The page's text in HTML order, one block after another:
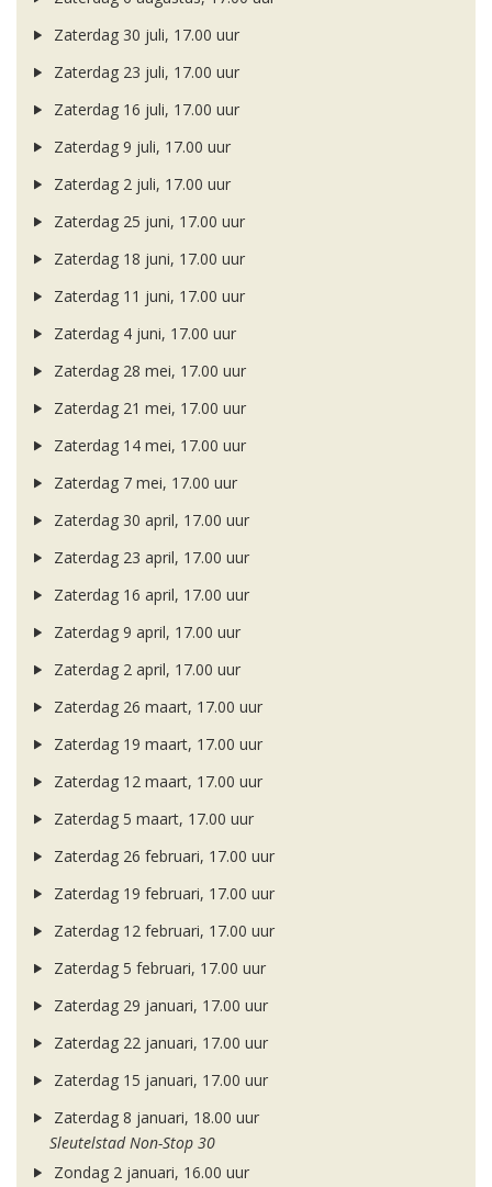
Zaterdag 30 juli, 17.00 uur
Zaterdag 23 juli, 17.00 uur
Zaterdag 16 juli, 17.00 uur
Zaterdag 9 juli, 17.00 uur
Zaterdag 2 juli, 17.00 uur
Zaterdag 25 juni, 17.00 uur
Zaterdag 18 juni, 17.00 uur
Zaterdag 11 juni, 17.00 uur
Zaterdag 4 juni, 17.00 uur
Zaterdag 28 mei, 17.00 uur
Zaterdag 21 mei, 17.00 uur
Zaterdag 14 mei, 17.00 uur
Zaterdag 7 mei, 17.00 uur
Zaterdag 30 april, 17.00 uur
Zaterdag 23 april, 17.00 uur
Zaterdag 16 april, 17.00 uur
Zaterdag 9 april, 17.00 uur
Zaterdag 2 april, 17.00 uur
Zaterdag 26 maart, 17.00 uur
Zaterdag 19 maart, 17.00 uur
Zaterdag 12 maart, 17.00 uur
Zaterdag 5 maart, 17.00 uur
Zaterdag 26 februari, 17.00 uur
Zaterdag 19 februari, 17.00 uur
Zaterdag 12 februari, 17.00 uur
Zaterdag 5 februari, 17.00 uur
Zaterdag 29 januari, 17.00 uur
Zaterdag 22 januari, 17.00 uur
Zaterdag 15 januari, 17.00 uur
Zaterdag 8 januari, 18.00 uur
Sleutelstad Non-Stop 30
Zondag 2 januari, 16.00 uur